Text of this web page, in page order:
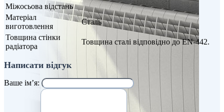
Міжосьова відстань
Матеріал
виготовлення
Сталь
Товщина стінки
радіатора
Товщина сталі відповідно до EN-442.
Написати відгук
Ваше ім’я: